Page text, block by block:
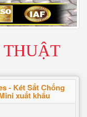
THUẬT
- Két Sắt Chống
xuất khẩu